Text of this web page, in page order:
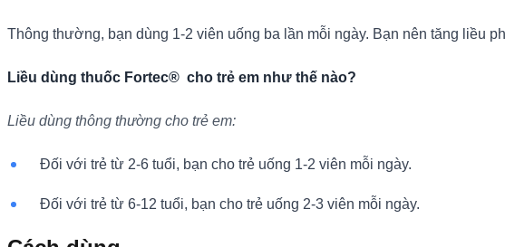
Thông thường, bạn dùng 1-2 viên uống ba lần mỗi ngày. Bạn nên tăng liều
Liều dùng thuốc Fortec® cho trẻ em như thế nào?
Liều dùng thông thường cho trẻ em:
Đối với trẻ từ 2-6 tuổi, bạn cho trẻ uống 1-2 viên mỗi ngày.
Đối với trẻ từ 6-12 tuổi, bạn cho trẻ uống 2-3 viên mỗi ngày.